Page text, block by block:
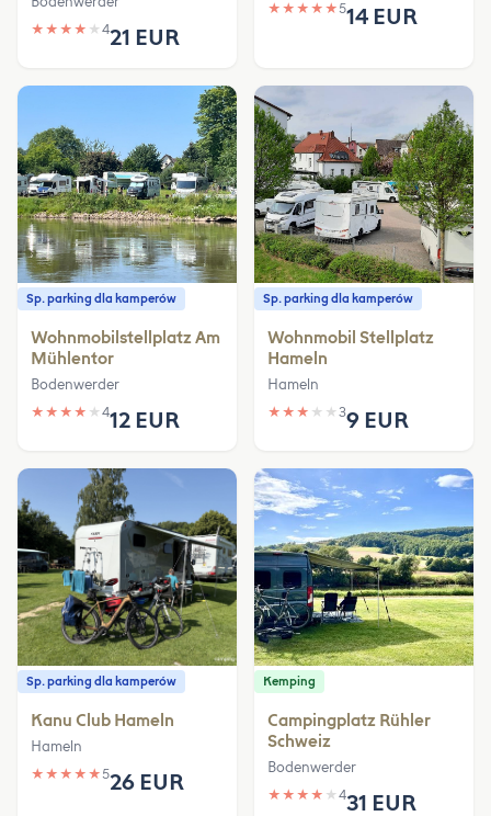
★ ★ ★ ★ ★ 421 EUR
★ ★ ★ ★ ★514 EUR
Sp. parking dla kamperów
Wohnmobilstellplatz Am
Mühlentor
Bodenwerder
★ ★ ★ ★ ★ 412 EUR
Sp. parking dla kamperów
Wohnmobil Stellplatz
Hameln
Hameln
★ ★ ★ ★ ★ 39 EUR
Sp. parking dla kamperów
Kanu Club Hameln
Hameln
★ ★ ★ ★ ★526 EUR
Kemping
Campingplatz Rühler
Schweiz
Bodenwerder
★ ★ ★ ★ ★ 431 EUR